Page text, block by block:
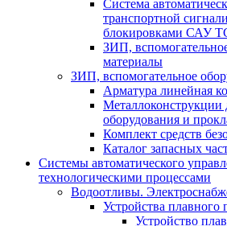
Система
транспортной
блокировками САУ
ЗИП,
материалы
ЗИП, вспомогательное
Арматура линейная
Металлоконструкции
оборудования и
Комплект средств
Каталог запасных
Системы автоматического
технологическими процессами
Водоотливы.
Устройства плавного
Устройство